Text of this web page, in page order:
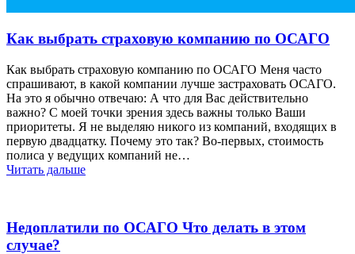
Как выбрать страховую компанию по ОСАГО
Как выбрать страховую компанию по ОСАГО Меня часто
спрашивают, в какой компании лучше застраховать ОСАГО.
На это я обычно отвечаю: А что для Вас действительно
важно? С моей точки зрения здесь важны только Ваши
приоритеты. Я не выделяю никого из компаний, входящих в
первую двадцатку. Почему это так? Во-первых, стоимость
полиса у ведущих компаний не…
Читать дальше
Недоплатили по ОСАГО Что делать в этом
случае?